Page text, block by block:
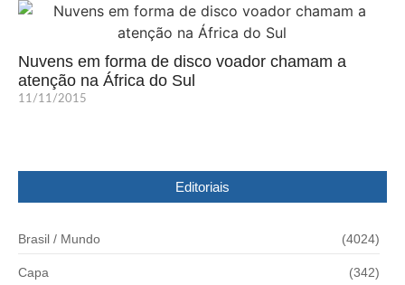
Nuvens em forma de disco voador chamam a
atenção na África do Sul
11/11/2015
Editoriais
Brasil / Mundo (4024)
Capa (342)